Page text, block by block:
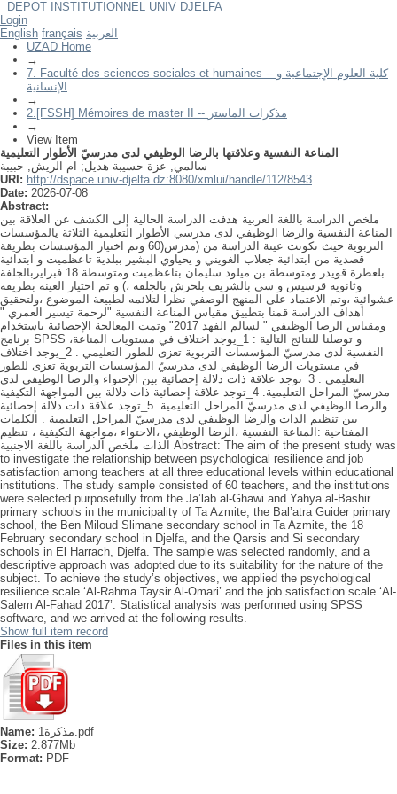
DEPOT INSTITUTIONNEL UNIV DJELFA
المناعة النفسية وعلاقتها بالرضا الوظيفي لدى مدرسيّ الأطوار التعليمية
Login
English français العربية
UZAD Home
→
7. Faculté des sciences sociales et humaines -- كلية العلوم الإجتماعية و
الإنسانية
→
2.[FSSH] Mémoires de master II -- مذكرات الماستر
→
View Item
المناعة النفسية وعلاقتها بالرضا الوظيفي لدى مدرسيّ الأطوار التعليمية
سالمي, عزة حسيبة هديل;
ام الريش, حبيبة
URI: http://dspace.univ-djelfa.dz:8080/xmlui/handle/112/8543
Date: 2026-07-08
Abstract:
ملخص الدراسة باللغة العربية هدفت الدراسة الحالية إلى الكشف عن العلاقة بين
المناعة النفسية والرضا الوظيفي لدى مدرسي الأطوار التعليمية الثلاثة يالمؤسسات
التربوية حيث تكونت عينة الدراسة من (مدرس(60 وتم اختيار المؤسسات بطريقة
قصدية من ابتدائية جعلاب الغويني و يحياوي البشير ببلدية تاعظميت و ابتدائية
بلعطرة قويدر ومتوسطة بن ميلود سليمان بتاعظميت ومتوسطة 18 فبرايربالجلفة
وثانوية قرسيس و سي بالشريف بلحرش بالجلفة ،) و تم اختيار العينة بطريقة
عشوائية ،وتم الاعتماد على المنهج الوصفي نظرا لتلائمه لطبيعة الموضوع ،ولتحقيق
أهداف الدراسة قمنا بتطبيق مقياس المناعة النفسية "لرحمة تيسير العمري "
ومقياس الرضا الوظيفي " لسالم الفهد 2017" وتمت المعالجة الإحصائية باستخدام
برنامج SPSS ،و توصلنا للنتائج التالية : 1_يوجد اختلاف في مستويات المناعة
النفسية لدى مدرسيّ المؤسسات التربوية تعزى للطور التعليمي . 2_يوجد اختلاف
في مستويات الرضا الوظيفي لدى مدرسيّ المؤسسات التربوية تعزى للطور
التعليمي . 3_توجد علاقة ذات دلالة إحصائية بين الإحتواء والرضا الوظيفي لدى
مدرسيّ المراحل التعليمية. 4_توجد علاقة إحصائية ذات دلالة بين المواجهة التكيفية
والرضا الوظيفي لدى مدرسيّ المراحل التعليمية. 5_توجد علاقة ذات دلالة إحصائية
بين تنظيم الذات والرضا الوظيفي لدى مدرسيّ المراحل التعليمية . الكلمات
المفتاحية :المناعة النفسية ،الرضا الوظيفي ،الاحتواء ،مواجهة التكيفية ، تنظيم
الذات ملخص الدراسة باللغة الاجنبية Abstract: The aim of the present study was
to investigate the relationship between psychological resilience and job
satisfaction among teachers at all three educational levels within educational
institutions. The study sample consisted of 60 teachers, and the institutions
were selected purposefully from the Ja’lab al-Ghawi and Yahya al-Bashir
primary schools in the municipality of Ta Azmite, the Bal’atra Guider primary
school, the Ben Miloud Slimane secondary school in Ta Azmite, the 18
February secondary school in Djelfa, and the Qarsis and Si secondary
schools in El Harrach, Djelfa. The sample was selected randomly, and a
descriptive approach was adopted due to its suitability for the nature of the
subject. To achieve the study’s objectives, we applied the psychological
resilience scale ‘Al-Rahma Taysir Al-Omari’ and the job satisfaction scale ‘Al-
Salem Al-Fahad 2017’. Statistical analysis was performed using SPSS
software, and we arrived at the following results.
Show full item record
Files in this item
Name:
مذكرة1.pdf
Size: 2.877Mb
Format: PDF